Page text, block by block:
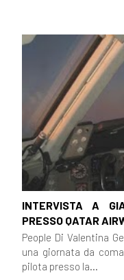
INTERVISTA A
PRESSO QATAR
People Di Valentina
una giornata da
pilota presso la...